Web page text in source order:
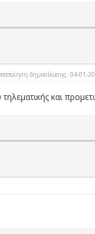
δημοσίευσης: 04-01-
και